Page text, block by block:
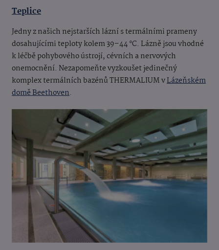
Teplice
Jedny z našich nejstarších lázní s termálními prameny
dosahujícími teploty kolem 39–44 °C. Lázně jsou vhodné
k léčbě pohybového ústrojí, cévních a nervových
onemocnění. Nezapomeňte vyzkoušet jedinečný
komplex termálních bazénů THERMALIUM vLázeňském
domě Beethoven.